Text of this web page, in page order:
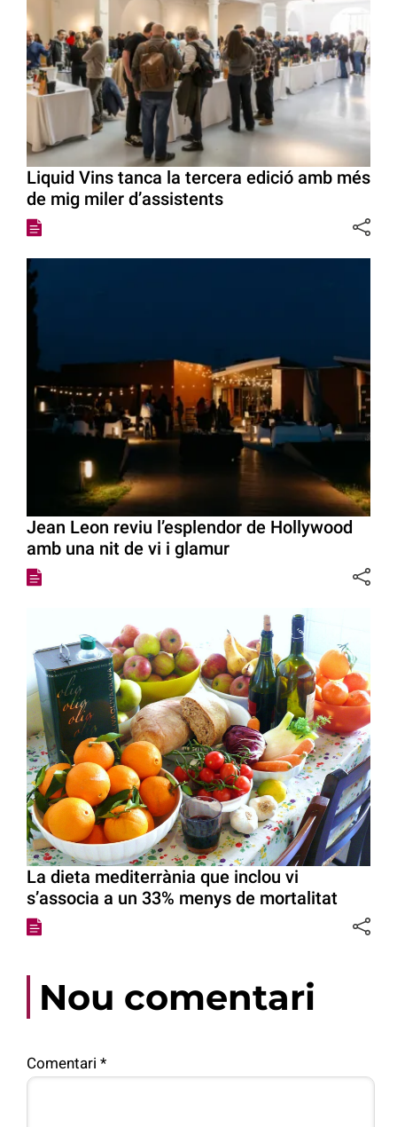
Liquid Vins tanca la tercera edició amb més
de mig miler d’assistents
Jean Leon reviu l’esplendor de Hollywood
amb una nit de vi i glamur
La dieta mediterrània que inclou vi
s’associa a un 33% menys de mortalitat
Nou comentari
Comentari *